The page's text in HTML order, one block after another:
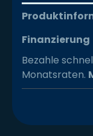
Finanzierung
Bezahle
Monatsraten.